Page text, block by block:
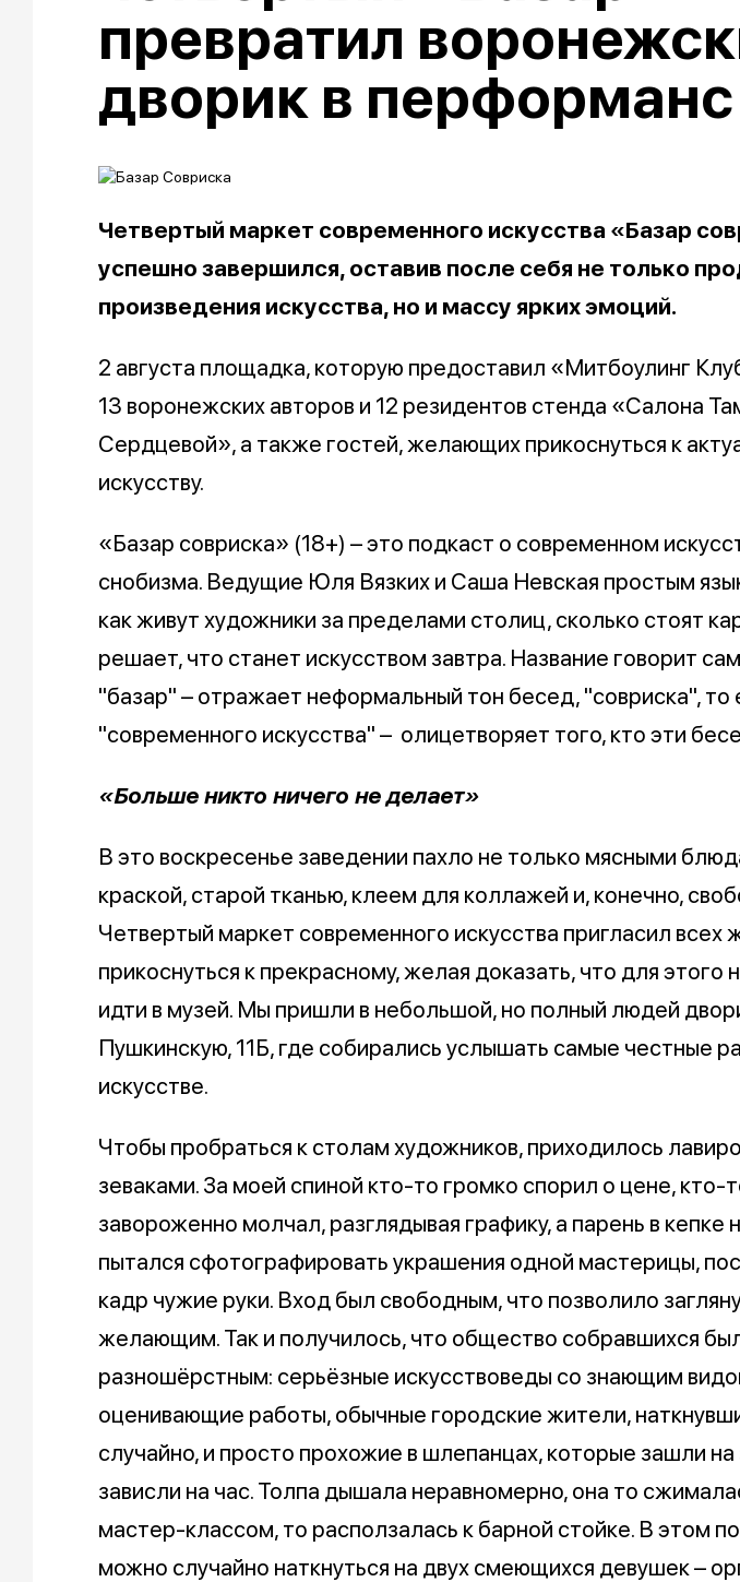
превратил
дворик в перформанс
Четвертый маркет современного искусства «Базар
успешно завершился, оставив после себя не только
произведения искусства, но и массу ярких эмоций.
2 августа площадка, которую предоставил «Митбоулинг
13 воронежских авторов и 12 резидентов стенда «Салона
Сердцевой», а также гостей, желающих прикоснуться к
искусству.
«Базар совриска» (18+) – это подкаст о современном
снобизма. Ведущие Юля Вязких и Саша Невская простым
как живут художники за пределами столиц, сколько стоят
решает, что станет искусством завтра. Название говорит
"базар" – отражает неформальный тон бесед, "совриска", то
"современного искусства" – олицетворяет того, кто эти
«Больше никто ничего не делает»
В это воскресенье заведении пахло не только мясными
краской, старой тканью, клеем для коллажей и, конечно,
Четвертый маркет современного искусства пригласил
прикоснуться к прекрасному, желая доказать, что для этого
идти в музей. Мы пришли в небольшой, но полный людей
Пушкинскую, 11Б, где собирались услышать самые честные
искусстве.
Чтобы пробраться к столам художников, приходилось
зеваками. За моей спиной кто-то громко спорил о цене, кто-
завороженно молчал, разглядывая графику, а парень в кепке
пытался сфотографировать украшения одной мастерицы,
кадр чужие руки. Вход был свободным, что позволило
желающим. Так и получилось, что общество собравшихся
разношёрстным: серьёзные искусствоведы со знающим
оценивающие работы, обычные городские жители,
случайно, и просто прохожие в шлепанцах, которые зашли на
зависли на час. Толпа дышала неравномерно, она то
мастер-классом, то расползалась к барной стойке. В этом
можно случайно наткнуться на двух смеющихся девушек –